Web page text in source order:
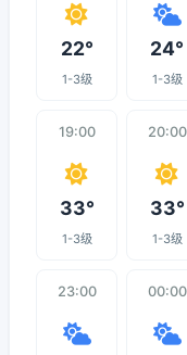
22°
1-3级
24°
1-3级
19:00
33°
1-3级
20:00
33°
1-3级
23:00 00:00